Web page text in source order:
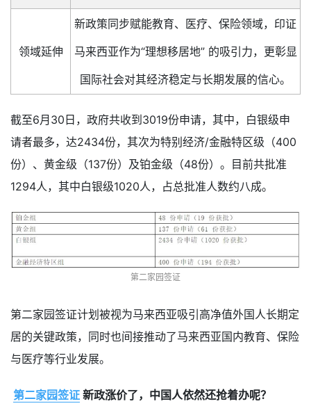
领域延伸
新政策同步赋能教育、医疗、保险领域，印证
马来西亚作为“理想移居地” 的吸引力，更彰显
国际社会对其经济稳定与长期发展的信心。
截至6月30日，政府共收到3019份申请，其中，白银级申
请者最多，达2434份，其次为特别经济/金融特区级（400
份）、黄金级（137份）及铂金级（48份）。目前共批准
1294人，其中白银级1020人，占总批准人数约八成。
第二家园签证
第二家园签证计划被视为马来西亚吸引高净值外国人长期定
居的关键政策，同时也间接推动了马来西亚国内教育、保险
与医疗等行业发展。
第二家园签证 新政涨价了，中国人依然还抢着办呢？